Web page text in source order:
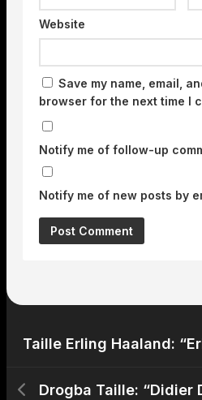
Website
Save my name, email,
browser for the next time I
Notify me of follow-up
Notify me of new posts by